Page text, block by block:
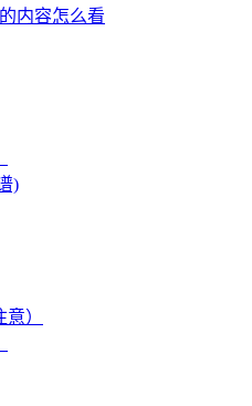
内容怎么看
)
）